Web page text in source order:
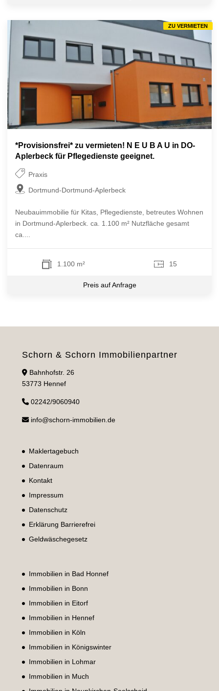
*Provisionsfrei* zu vermieten! N E U B A U in DO-
Aplerbeck für Pflegedienste geeignet.
Praxis
Dortmund-Dortmund-Aplerbeck
Neubauimmobilie für Kitas, Pflegedienste, betreutes Wohnen
in Dortmund-Aplerbeck. ca. 1.100 m² Nutzfläche gesamt
ca....
1.100 m² 15
Preis auf Anfrage
ZU VERMIETEN
Schorn & Schorn Immobilienpartner
Bahnhofstr. 26
53773 Hennef
02242/9060940
info@schorn-immobilien.de
Maklertagebuch
Datenraum
Kontakt
Impressum
Datenschutz
Erklärung Barrierefrei
Geldwäschegesetz
Immobilien in Bad Honnef
Immobilien in Bonn
Immobilien in Eitorf
Immobilien in Hennef
Immobilien in Köln
Immobilien in Königswinter
Immobilien in Lohmar
Immobilien in Much